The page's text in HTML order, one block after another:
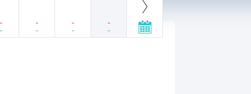
-
-
-
-
-
-
-
-